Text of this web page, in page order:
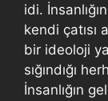
idi.
kendi çatısı
bir ideoloji
sığındığı
İnsanlığın